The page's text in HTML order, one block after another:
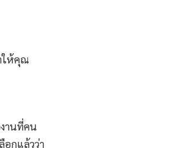
ให้คุณ
านที่คน
อกแล้วว่า